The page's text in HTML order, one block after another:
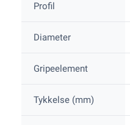
Profil
Diameter
Gripeelement
Tykkelse (mm)